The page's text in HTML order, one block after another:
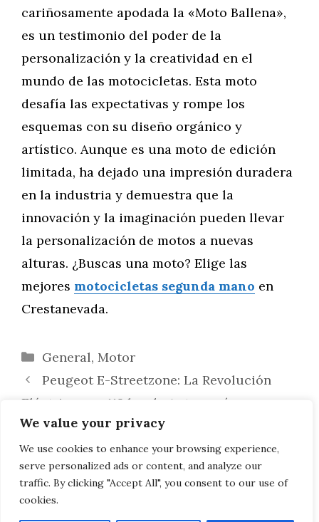
We value your privacy
We use cookies to enhance your browsing experience,
serve personalized ads or content, and analyze our
traffic. By clicking "Accept All", you consent to our use of
cookies.
cariñosamente apodada la «Moto Ballena»,
es un testimonio del poder de la
personalización y la creatividad en el
mundo de las motocicletas. Esta moto
desafía las expectativas y rompe los
esquemas con su diseño orgánico y
artístico. Aunque es una moto de edición
limitada, ha dejado una impresión duradera
en la industria y demuestra que la
innovación y la imaginación pueden llevar
la personalización de motos a nuevas
alturas. ¿Buscas una moto? Elige las
mejores motocicletas segunda mano en
Crestanevada.
Categorías
General, Motor
Peugeot E-Streetzone: La Revolución
Eléctrica con 112 km de Autonomía y
Baterías Extraíbles
Honda Avanza en la Electrificación: Ya
Funcionan las Estaciones de Baterías